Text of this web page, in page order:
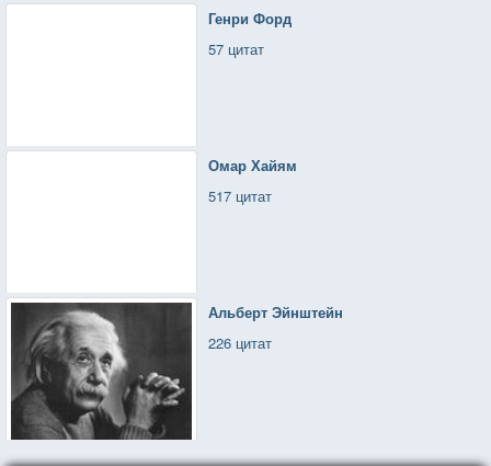
Генри Форд
57 цитат
Омар Хайям
517 цитат
Альберт Эйнштейн
226 цитат